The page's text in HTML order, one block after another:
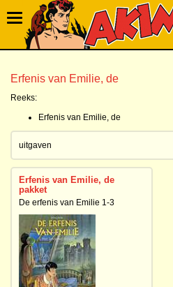
Erfenis van Emilie, de
Reeks:
Erfenis van Emilie, de
uitgaven
Erfenis van Emilie, de
pakket
De erfenis van Emilie 1-3